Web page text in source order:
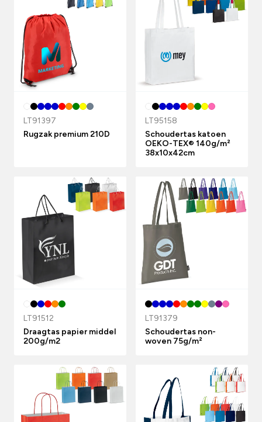
LT91397
Rugzak premium 210D
LT95158
Schoudertas katoen
OEKO-TEX® 140g/m²
38x10x42cm
LT91512
Draagtas papier middel
200g/m2
LT91379
Schoudertas non-
woven 75g/m²